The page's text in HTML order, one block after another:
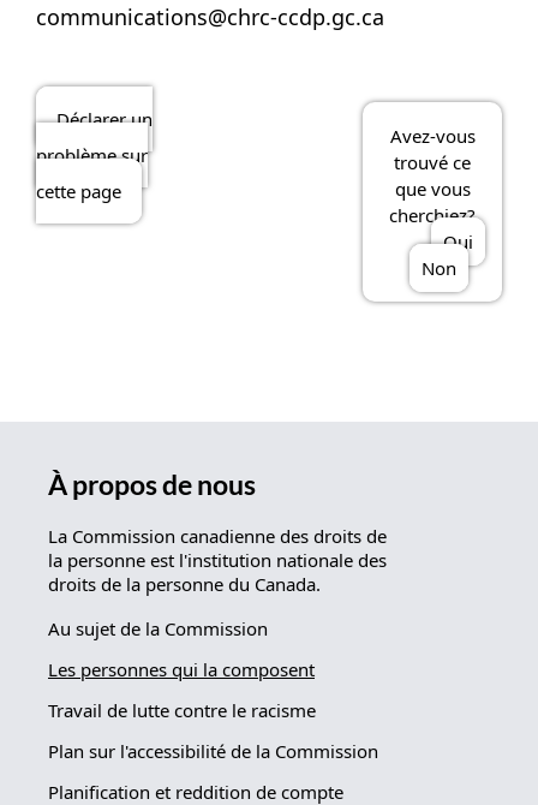
communications@chrc-ccdp.gc.ca
Déclarer un
problème sur
cette page
Avez-vous
trouvé ce
que vous
cherchiez?
Oui
Non
À propos de nous
La Commission canadienne des droits de
la personne est l'institution nationale des
droits de la personne du Canada.
Au sujet de la Commission
Les personnes qui la composent
Travail de lutte contre le racisme
Plan sur l'accessibilité de la Commission
Planification et reddition de compte